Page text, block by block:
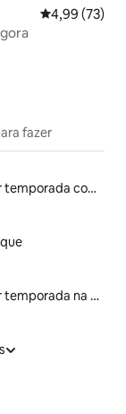
4,99 de uma
4,99 (73)
fazer
Aluguéis por temporada com acesso à praia
Aluguéis por temporada na orla